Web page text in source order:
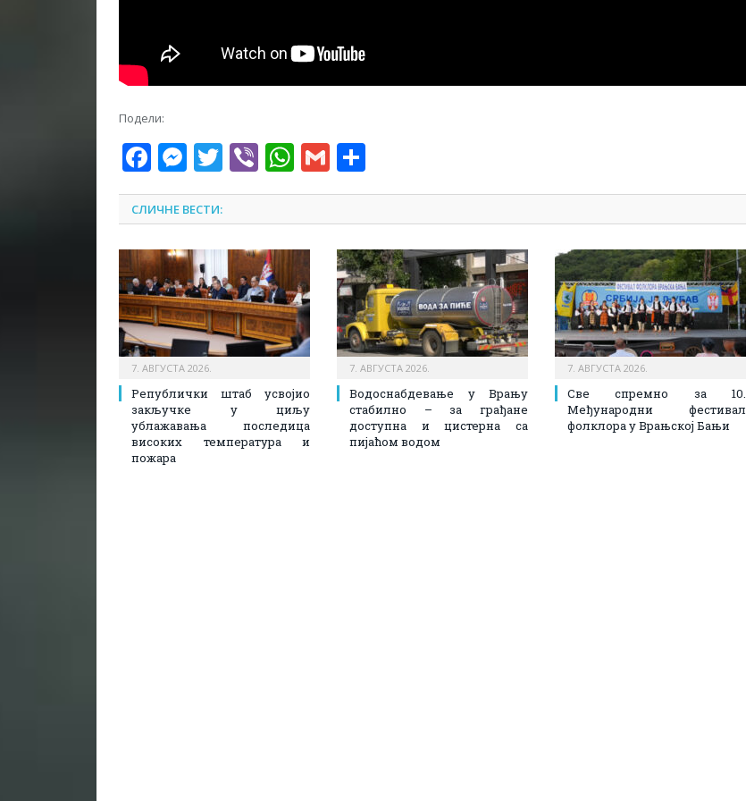
Подели:
Facebook
Messenger
Twitter
ViberWhatsApp
Gmail
СЛИЧНЕ ВЕСТИ:
7. АВГУСТА 2026.
Републички штаб усвојио
закључке у циљу
ублажавања последица
високих температура и
пожара​
7. АВГУСТА 2026.
Водоснабдевање у Врању
стабилно – за грађане
доступна и цистерна са
пијаћом водом
7. АВГУСТА 2026.
Све спремно за 10.
Међународни фестивал
фолклора у Врањској Бањи